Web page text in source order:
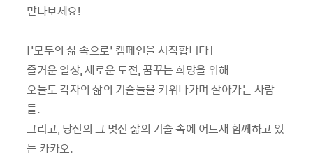
만나보세요!
['모두의 삶 속으로’ 캠페인을 시작합니다]
즐거운 일상, 새로운 도전, 꿈꾸는 희망을 위해
오늘도 각자의 삶의 기술들을 키워나가며 살아가는 사람
들.
그리고, 당신의 그 멋진 삶의 기술 속에 어느새 함께하고 있
는 카카오.